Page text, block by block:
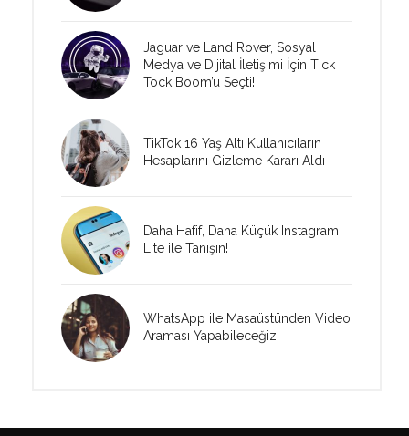
Jaguar ve Land Rover, Sosyal
Medya ve Dijital İletişimi İçin Tick
Tock Boom’u Seçti!
TikTok 16 Yaş Altı Kullanıcıların
Hesaplarını Gizleme Kararı Aldı
Daha Hafif, Daha Küçük Instagram
Lite ile Tanışın!
WhatsApp ile Masaüstünden Video
Araması Yapabileceğiz